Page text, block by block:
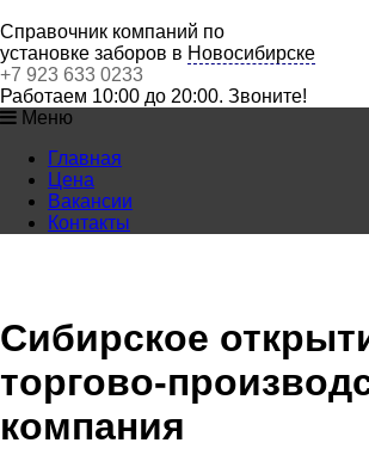
Справочник компаний по
установке заборов в Новосибирске
+7 923 633 0233
Работаем 10:00 до 20:00. Звоните!
Меню
Главная
Цена
Вакансии
Контакты
Сибирское
торгово-
компания